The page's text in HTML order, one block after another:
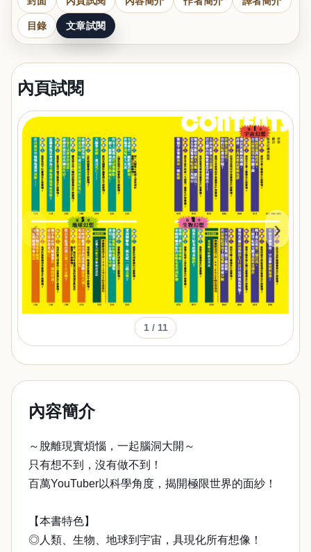
目錄 文章試閱
內頁試閱
‹ ›
1/ 11
內容簡介
～脫離現實煩惱，一起腦洞大開～
只有想不到，沒有做不到！
百萬YouTuber以科學角度，揭開極限世界的面紗！
【本書特色】
◎人類、生物、地球到宇宙，具現化所有想像！